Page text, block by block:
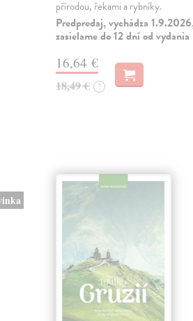
přírodou, řekami a rybníky.
Predpredaj, vychádza
zasielame do 12 dní od vydania
16,64 €
18,49 € ?